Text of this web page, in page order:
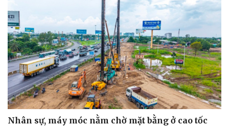
Nhân sự, máy móc nằm chờ mặt bằng ở cao tốc